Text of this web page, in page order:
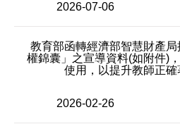
2026-07-06
教育部函轉經濟部智慧財產
權錦囊」之宣導資料(如附件)
使用，以提升教師正確
2026-02-26